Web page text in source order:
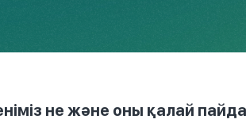
не және оны қалай